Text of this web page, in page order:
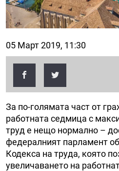
05 Март 2019, 11:30
За по-голямата част от
работната седмица с
труд е нещо нормално –
федералният парламент
Кодекса на труда, която
увеличаването на